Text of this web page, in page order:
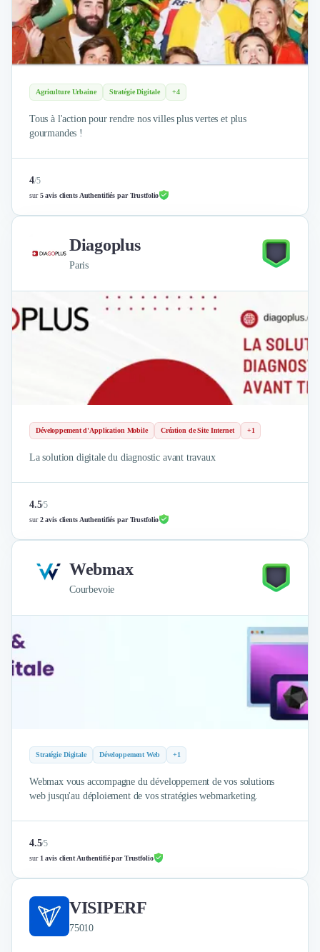
Agriculture Urbaine Stratégie Digitale +4
Tous à l'action pour rendre nos villes plus vertes et plus
gourmandes !
4/5
sur5 avis clients Authentifiés par Trustfolio
Diagoplus
Paris
Développement d'Application Mobile Création de Site Internet +1
La solution digitale du diagnostic avant travaux
4.5/5
sur2 avis clients Authentifiés par Trustfolio
Webmax
Courbevoie
Stratégie Digitale Développement Web +1
Webmax vous accompagne du développement de vos solutions
web jusqu'au déploiement de vos stratégies webmarketing.
4.5/5
sur 1 avis client Authentifié par Trustfolio
VISIPERF
75010